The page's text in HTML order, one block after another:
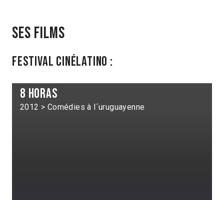
Ses films
Festival Cinélatino :
8 horas
2012 > Comédies à l´uruguayenne